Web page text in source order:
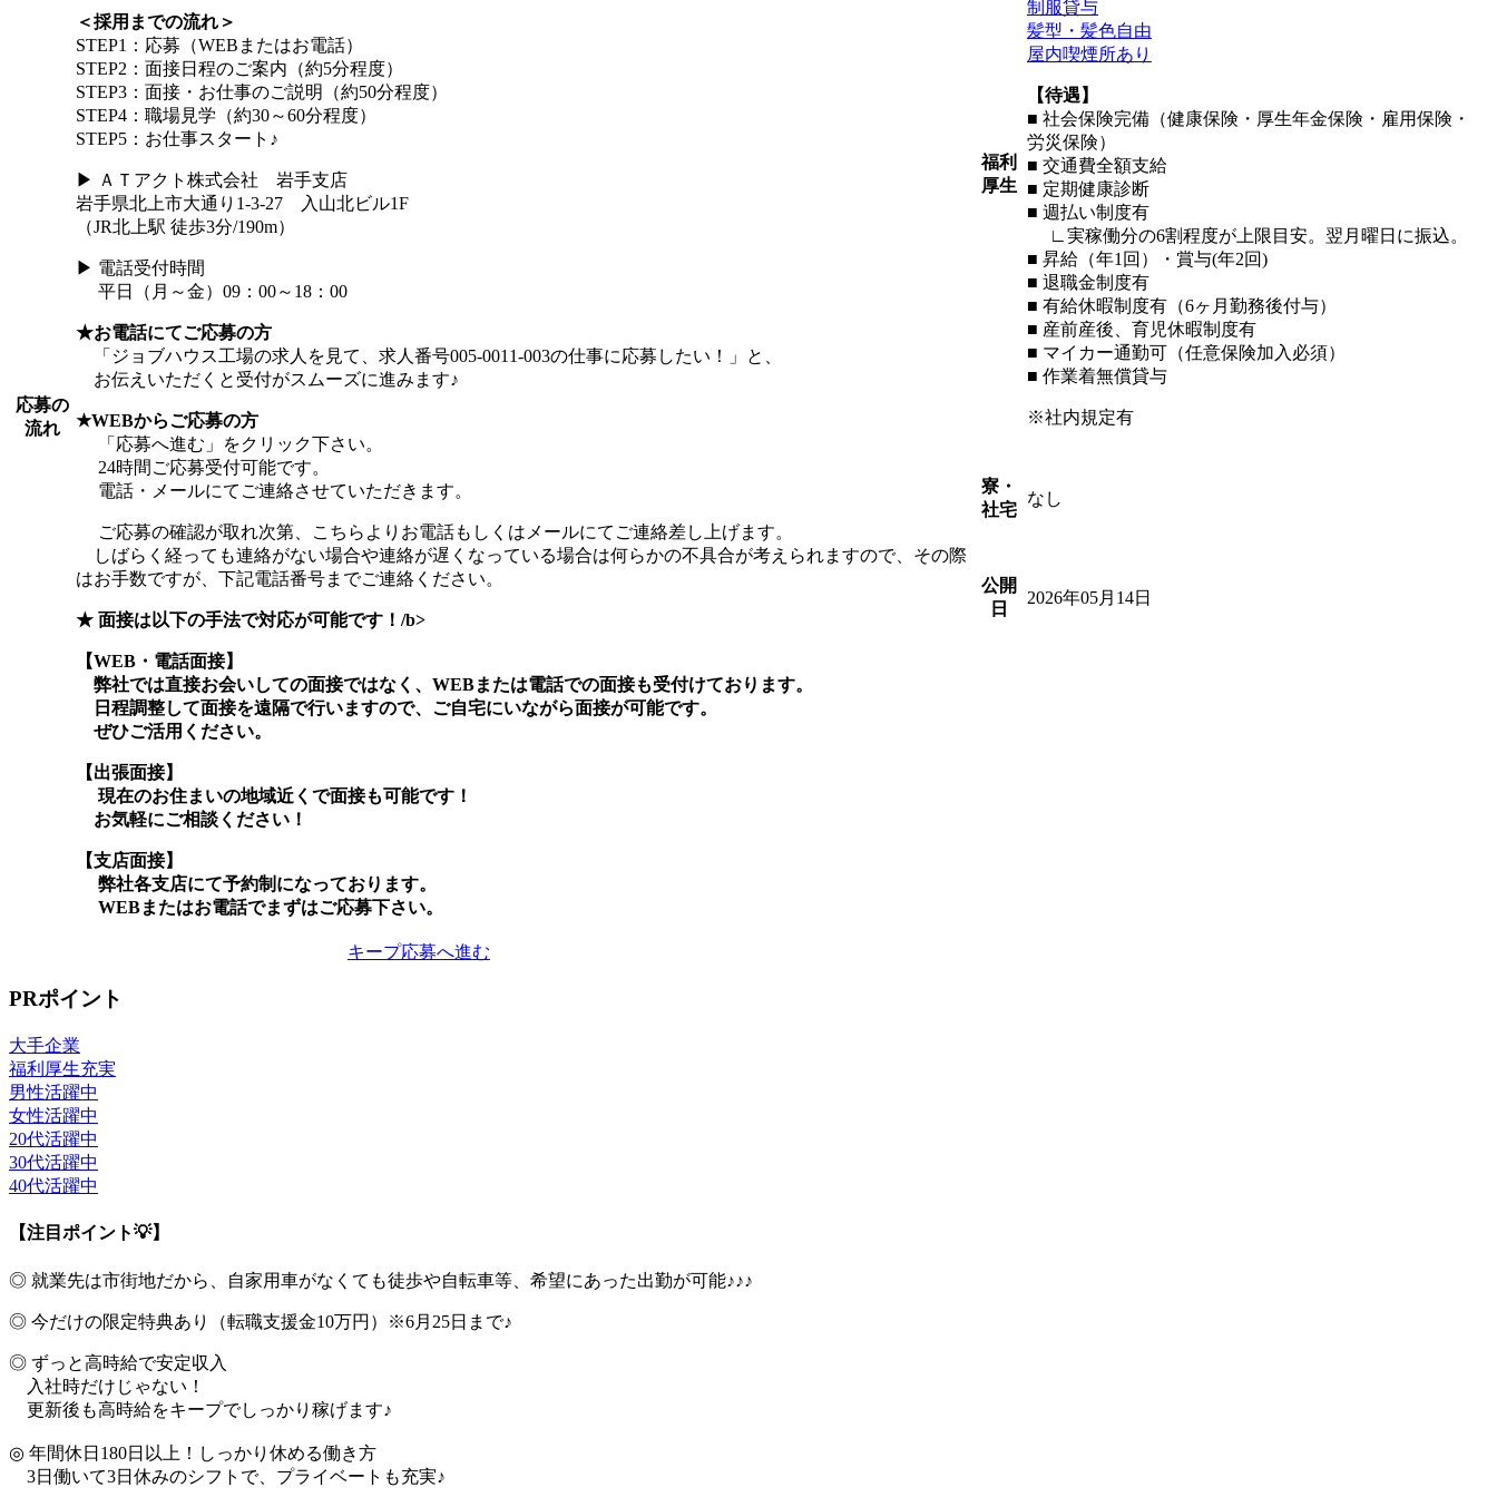
応募の
流れ
＜採用までの流れ＞
STEP1：応募（WEBまたはお電話）
STEP2：面接日程のご案内（約5分程度）
STEP3：面接・お仕事のご説明（約50分程度）
STEP4：職場見学（約30～60分程度）
STEP5：お仕事スタート♪
▶ ＡＴアクト株式会社 岩手支店
岩手県北上市大通り1-3-27 入山北ビル1F
（JR北上駅 徒歩3分/190m）
▶ 電話受付時間
平日（月～金）09：00～18：00
★お電話にてご応募の方
「ジョブハウス工場の求人を見て、求人番号005-0011-003の仕事に応募したい！」と、
お伝えいただくと受付がスムーズに進みます♪
★WEBからご応募の方
「応募へ進む」をクリック下さい。
24時間ご応募受付可能です。
電話・メールにてご連絡させていただきます。
ご応募の確認が取れ次第、こちらよりお電話もしくはメールにてご連絡差し上げます。
しばらく経っても連絡がない場合や連絡が遅くなっている場合は何らかの不具合が考えられますので、その際
はお手数ですが、下記電話番号までご連絡ください。
★ 面接は以下の手法で対応が可能です！/b>
【WEB・電話面接】
弊社では直接お会いしての面接ではなく、WEBまたは電話での面接も受付けております。
日程調整して面接を遠隔で行いますので、ご自宅にいながら面接が可能です。
ぜひご活用ください。
【出張面接】
現在のお住まいの地域近くで面接も可能です！
お気軽にご相談ください！
【支店面接】
弊社各支店にて予約制になっております。
WEBまたはお電話でまずはご応募下さい。
福利
厚生
制服貸与
髪型・髪色自由
屋内喫煙所あり
【待遇】
■ 社会保険完備（健康保険・厚生年金保険・雇用保険・
労災保険）
■ 交通費全額支給
■ 定期健康診断
■ 週払い制度有
∟実稼働分の6割程度が上限目安。翌月曜日に振込。
■ 昇給（年1回）・賞与(年2回)
■ 退職金制度有
■ 有給休暇制度有（6ヶ月勤務後付与）
■ 産前産後、育児休暇制度有
■ マイカー通勤可（任意保険加入必須）
■ 作業着無償貸与
※社内規定有
寮・
社宅
なし
公開
日
2026年05月14日
キープ応募へ進む
PRポイント
大手企業
福利厚生充実
男性活躍中
女性活躍中
20代活躍中
30代活躍中
40代活躍中
【注目ポイント💡】
◎ 就業先は市街地だから、自家用車がなくても徒歩や自転車等、希望にあった出勤が可能♪♪♪
◎ 今だけの限定特典あり（転職支援金10万円）※6月25日まで♪
◎ ずっと高時給で安定収入
入社時だけじゃない！
更新後も高時給をキープでしっかり稼げます♪
◎ 年間休日180日以上！しっかり休める働き方
3日働いて3日休みのシフトで、プライベートも充実♪